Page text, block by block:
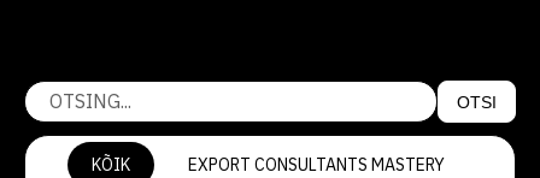
OTSI
KÕIK EXPORT CONSULTANTS MASTERY